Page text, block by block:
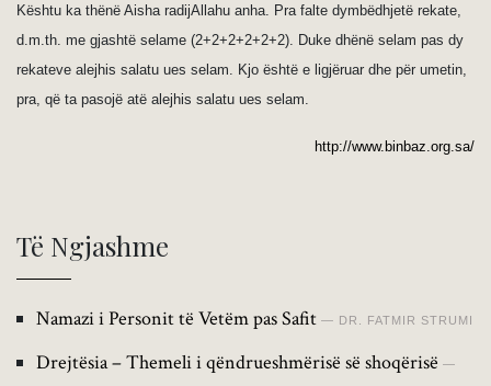
Kështu ka thënë Aisha radijAllahu anha. Pra falte dymbëdhjetë rekate,
d.m.th. me gjashtë selame (2+2+2+2+2+2). Duke dhënë selam pas dy
rekateve alejhis salatu ues selam. Kjo është e ligjëruar dhe për umetin,
pra, që ta pasojë atë alejhis salatu ues selam.
http://www.binbaz.org.sa/
Të Ngjashme
Namazi i Personit të Vetëm pas Safit DR. FATMIR STRUMI
Drejtësia – Themeli i qëndrueshmërisë së shoqërisë